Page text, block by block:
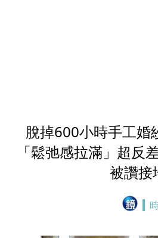
脫掉600小時手工婚
「鬆弛感拉滿」超
被讚接